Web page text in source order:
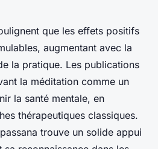
que les effets positifs
augmentant avec la
la pratique. Les publications
la méditation comme un
la santé mentale, en
thérapeutiques classiques.
trouve un solide appui